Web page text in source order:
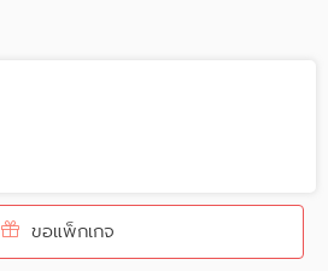
ขอแพ็กเกจ